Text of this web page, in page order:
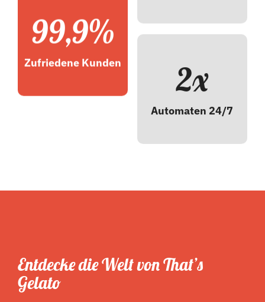
99,9%
Zufriedene Kunden 2x
Automaten 24/7
Entdecke die Welt von That’s
Gelato